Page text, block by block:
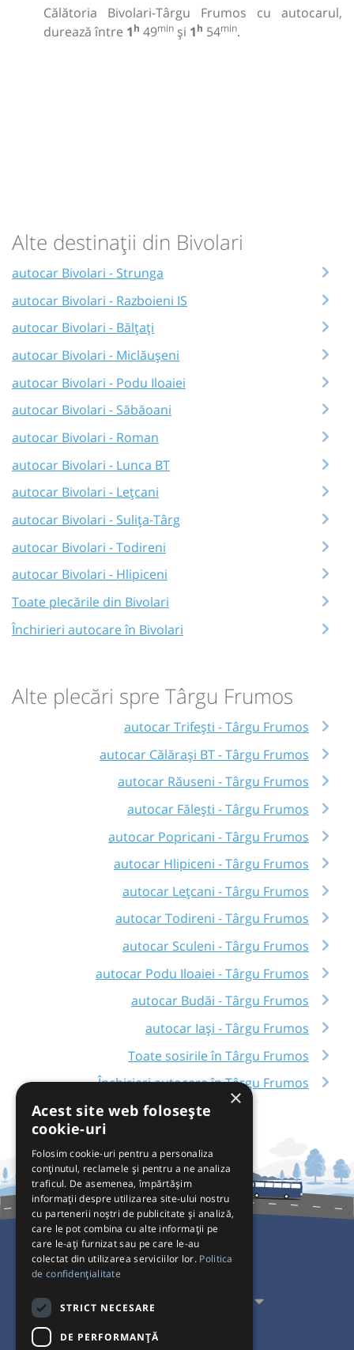
Călătoria Bivolari-Târgu Frumos cu autocarul,
durează între 1h 49min și 1h 54min.
Alte destinații din Bivolari
autocar Bivolari - Strunga
autocar Bivolari - Razboieni IS
autocar Bivolari - Bălțați
autocar Bivolari - Miclăușeni
autocar Bivolari - Podu Iloaiei
autocar Bivolari - Săbăoani
autocar Bivolari - Roman
autocar Bivolari - Lunca BT
autocar Bivolari - Lețcani
autocar Bivolari - Sulița-Târg
autocar Bivolari - Todireni
autocar Bivolari - Hlipiceni
Toate plecările din Bivolari
Închirieri autocare în Bivolari
Alte plecări spre Târgu Frumos
autocar Trifești - Târgu Frumos
autocar Călărași BT - Târgu Frumos
autocar Răuseni - Târgu Frumos
autocar Fălești - Târgu Frumos
autocar Popricani - Târgu Frumos
autocar Hlipiceni - Târgu Frumos
autocar Lețcani - Târgu Frumos
autocar Todireni - Târgu Frumos
autocar Sculeni - Târgu Frumos
autocar Podu Iloaiei - Târgu Frumos
autocar Budăi - Târgu Frumos
autocar Iași - Târgu Frumos
Toate sosirile în Târgu Frumos
Închirieri autocare în Târgu Frumos
Pentru Călători
Pentru Transportatori
Interacționăm
×
Acest site web folosește
cookie-uri
Folosim cookie-uri pentru a personaliza
conținutul, reclamele și pentru a ne analiza
traficul. De asemenea, împărtășim
informații despre utilizarea site-ului nostru
cu partenerii noștri de publicitate și analiză,
care le pot combina cu alte informații pe
care le-ați furnizat sau pe care le-au
colectat din utilizarea serviciilor lor. Politica
de confidențialitate
STRICT NECESARE
DE PERFORMANȚĂ